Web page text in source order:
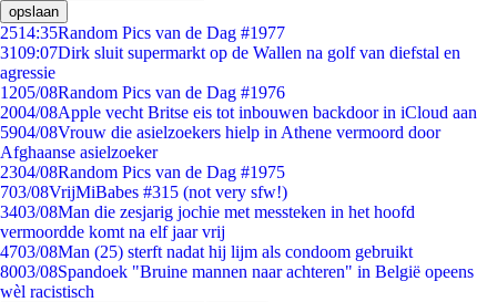
opslaan
2514:35Random Pics van de Dag #1977
3109:07Dirk sluit supermarkt op de Wallen na golf van diefstal en
agressie
1205/08Random Pics van de Dag #1976
2004/08Apple vecht Britse eis tot inbouwen backdoor in iCloud aan
5904/08Vrouw die asielzoekers hielp in Athene vermoord door
Afghaanse asielzoeker
2304/08Random Pics van de Dag #1975
703/08VrijMiBabes #315 (not very sfw!)
3403/08Man die zesjarig jochie met messteken in het hoofd
vermoordde komt na elf jaar vrij
4703/08Man (25) sterft nadat hij lijm als condoom gebruikt
8003/08Spandoek "Bruine mannen naar achteren" in België opeens
wèl racistisch